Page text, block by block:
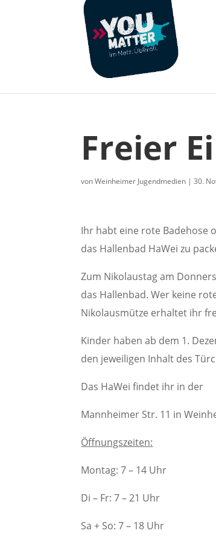
Freier
vonWeinheimer Jugendmedien |30.
Ihr habt eine rote Badehose
das Hallenbad HaWei zu
Zum Nikolaustag am
das Hallenbad. Wer keine
Nikolausmütze erhaltet ihr
Kinder haben ab dem 1.
den jeweiligen Inhalt des
Das HaWei findet ihr in der
Mannheimer Str. 11 in
Öffnungszeiten:
Montag: 7 – 14 Uhr
Di – Fr: 7 – 21 Uhr
Sa + So: 7 – 18 Uhr